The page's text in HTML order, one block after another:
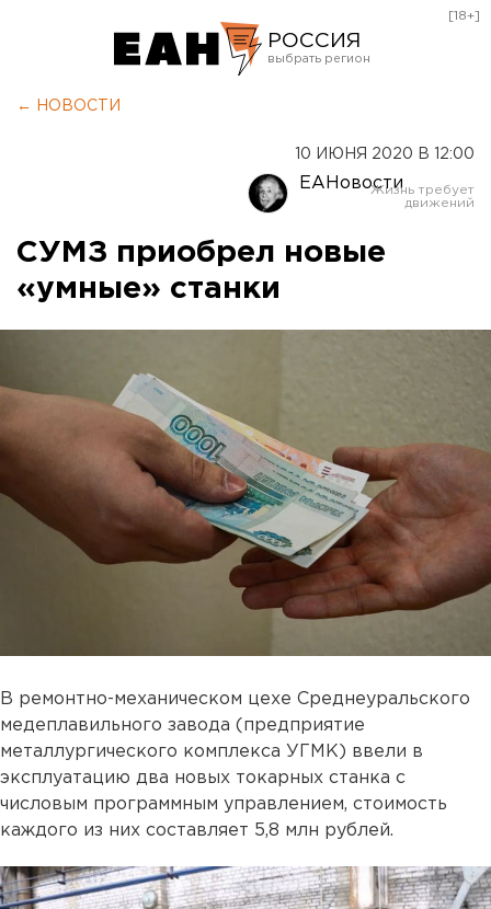
РОССИЯ
Оренбург
[18+]
← НОВОСТИ
10 ИЮНЯ 2020 В 12:00
ЕАНовости
СУМЗ приобрел новые
«умные» станки
В ремонтно-механическом цехе Среднеуральского
медеплавильного завода (предприятие
металлургического комплекса УГМК) ввели в
эксплуатацию два новых токарных станка с
числовым программным управлением, стоимость
каждого из них составляет 5,8 млн рублей.